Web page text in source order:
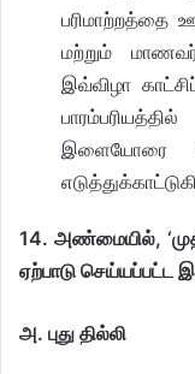
பரிமாற்றத்தை
மற்றும்
இவ்விழா
இளையோரை
14. அண்மையில்,
ஏற்பாடு செய்யப்பட்ட
அ. புது தில்லி